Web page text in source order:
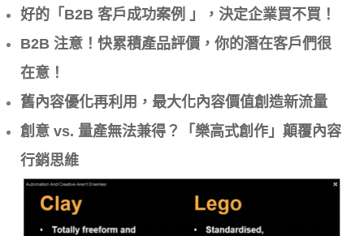
好的「B2B 客戶成功案例 」，決定企業買不買！
B2B 注意！快累積產品評價，你的潛在客戶們很
在意！
舊內容優化再利用，最大化內容價值創造新流量
創意 vs. 量產無法兼得？「樂高式創作」顛覆內容
行銷思維